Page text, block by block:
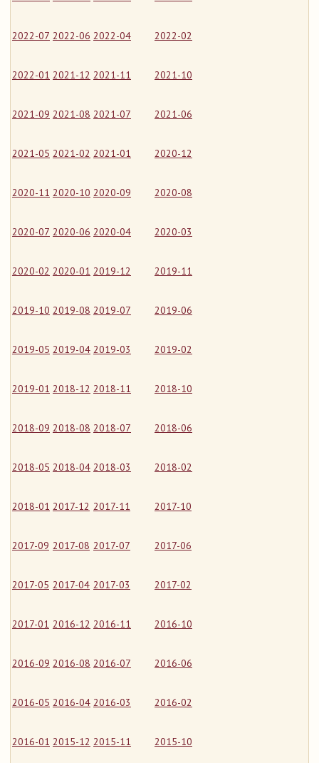
2022-07 2022-06 2022-04 2022-02
2022-01 2021-12 2021-11 2021-10
2021-09 2021-08 2021-07 2021-06
2021-05 2021-02 2021-01 2020-12
2020-11 2020-10 2020-09 2020-08
2020-07 2020-06 2020-04 2020-03
2020-02 2020-01 2019-12 2019-11
2019-10 2019-08 2019-07 2019-06
2019-05 2019-04 2019-03 2019-02
2019-01 2018-12 2018-11 2018-10
2018-09 2018-08 2018-07 2018-06
2018-05 2018-04 2018-03 2018-02
2018-01 2017-12 2017-11 2017-10
2017-09 2017-08 2017-07 2017-06
2017-05 2017-04 2017-03 2017-02
2017-01 2016-12 2016-11 2016-10
2016-09 2016-08 2016-07 2016-06
2016-05 2016-04 2016-03 2016-02
2016-01 2015-12 2015-11 2015-10